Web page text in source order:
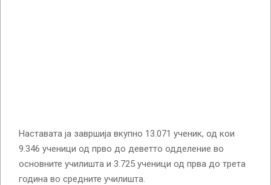
Наставата ја завршија вкупно 13.071 ученик, од кои
9.346 ученици од прво до деветто одделение во
основните училишта и 3.725 ученици од прва до трета
година во средните училишта.